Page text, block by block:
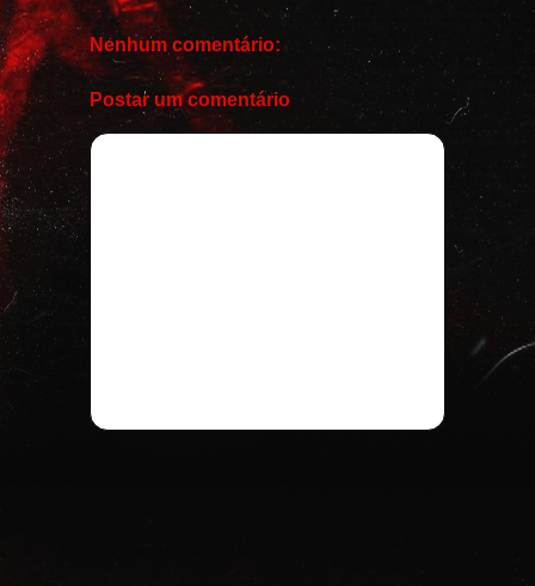
Nenhum comentário:
Postar um comentário